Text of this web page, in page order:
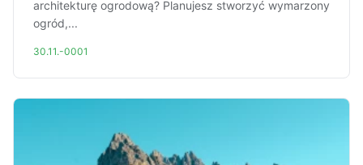
architekturę ogrodową? Planujesz stworzyć wymarzony
ogród,...
30.11.-0001